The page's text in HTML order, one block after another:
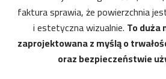
faktura sprawia, że powierzchnia
i estetyczna wizualnie. To duża
zaprojektowana z myślą o
oraz bezpieczeństwie